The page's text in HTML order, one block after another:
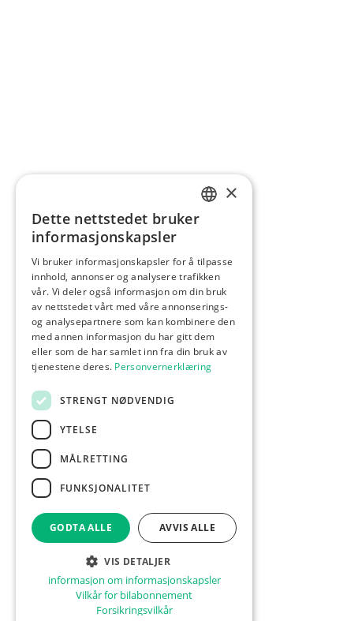
NORWEGIAN
×
Dette nettstedet bruker
informasjonskapsler
Vi bruker informasjonskapsler for å tilpasse
innhold, annonser og analysere trafikken
vår. Vi deler også informasjon om din bruk
av nettstedet vårt med våre annonserings-
og analysepartnere som kan kombinere den
med annen informasjon du har gitt dem
eller som de har samlet inn fra din bruk av
tjenestene deres. Personvernerklæring
STRENGT NØDVENDIG
YTELSE
MÅLRETTING
FUNKSJONALITET
GODTA ALLE AVVIS ALLE
VIS DETALJER
informasjon om informasjonskapsler
Vilkår for bilabonnement
Forsikringsvilkår